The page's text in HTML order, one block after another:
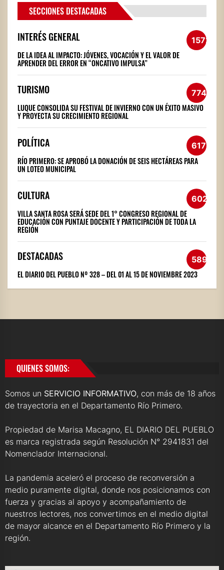
SECCIONES DESTACADAS
INTERÉS GENERAL 1572
DE LA IDEA AL IMPACTO: JÓVENES, VOCACIÓN Y EL VALOR DE
APRENDER DEL ERROR EN “ONCATIVO IMPULSA”
TURISMO 774
LUQUE CONSOLIDA SU FESTIVAL DE INVIERNO CON UN ÉXITO MASIVO
Y PROYECTA SU CRECIMIENTO REGIONAL
POLÍTICA 617
RÍO PRIMERO: SE APROBÓ LA DONACIÓN DE SEIS HECTÁREAS PARA
UN LOTEO MUNICIPAL
CULTURA 602
VILLA SANTA ROSA SERÁ SEDE DEL 1° CONGRESO REGIONAL DE
EDUCACIÓN CON PUNTAJE DOCENTE Y PARTICIPACIÓN DE TODA LA
REGIÓN
DESTACADAS 589
EL DIARIO DEL PUEBLO Nº 328 – DEL 01 AL 15 DE NOVIEMBRE 2023
QUIENES SOMOS:
Somos un SERVICIO INFORMATIVO, con más de 18 años
de trayectoria en el Departamento Río Primero.
Propiedad de Marisa Macagno, EL DIARIO DEL PUEBLO
es marca registrada según Resolución N° 2941831 del
Nomenclador Internacional.
La pandemia aceleró el proceso de reconversión a
medio puramente digital, donde nos posicionamos con
fuerza y gracias al apoyo y acompañamiento de
nuestros lectores, nos convertimos en el medio digital
de mayor alcance en el Departamento Río Primero y la
región.